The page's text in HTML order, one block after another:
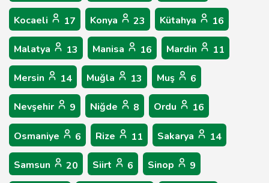
Kocaeli 17 Konya 23 Kütahya 16
Malatya 13 Manisa 16 Mardin 11
Mersin 14 Muğla 13 Muş 6
Nevşehir 9 Niğde 8 Ordu 16
Osmaniye 6 Rize 11 Sakarya 14
Samsun 20 Siirt 6 Sinop 9